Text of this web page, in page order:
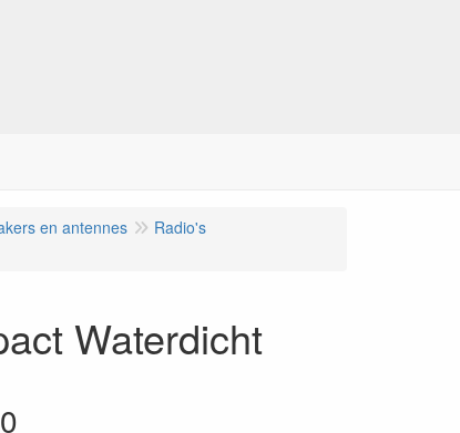
en antennes
Radio's
Waterdicht